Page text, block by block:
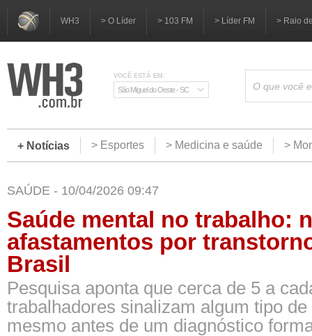
WH3 > O Líder > 103 FM > Líder FM > Raio
VOCÊ ESTÁ EM:
São Miguel do Oeste - SC
+ Notícias > Esportes > Medicina e saúde >
SAÚDE - 10/04/2026 09:47
Saúde mental no trabalho:
afastamentos por
Brasil
Pesquisa aponta que cerca de 5 a
trabalhadores sinalizam algum tipo
mesmo antes de um diagnóstico